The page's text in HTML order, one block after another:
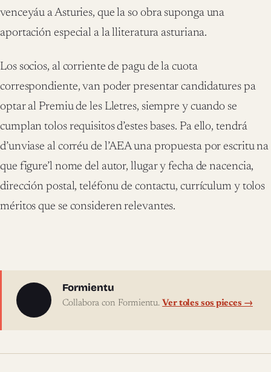
venceyáu a Asturies, que la so obra suponga una
aportación especial a la lliteratura asturiana.
Los socios, al corriente de pagu de la cuota
correspondiente, van poder presentar candidatures pa
optar al Premiu de les Lletres, siempre y cuando se
cumplan tolos requisitos d’estes bases. Pa ello, tendrá
d’unviase al corréu de l’AEA una propuesta por escritu na
que figure’l nome del autor, llugar y fecha de nacencia,
dirección postal, teléfonu de contactu, currículum y tolos
méritos que se consideren relevantes.
Sobre l'autor
Formientu
Collabora con Formientu. Ver toles sos pieces →